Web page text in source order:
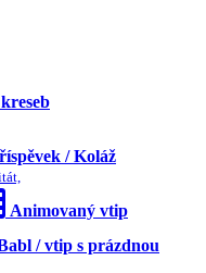
/ Koláž
Animovaný vtip
/ vtip s prázdnou